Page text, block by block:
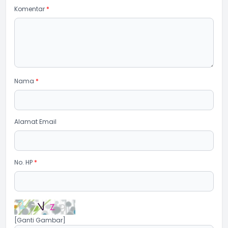
Komentar *
Nama *
Alamat Email
No. HP *
[Ganti Gambar]